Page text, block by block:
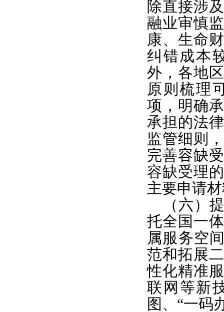
除直接涉
融业审慎
康、生命
纠错成本
外，各地
原则梳理
项，明确
承担的法
监管细则
完善容缺
容缺受理
主要申请
（六）
托全国一
属服务空
范和拓展
性化精准
联网等新
图、“一码